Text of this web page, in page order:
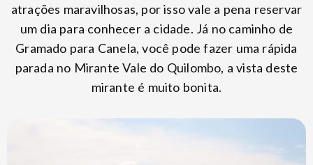
atrações maravilhosas, por isso vale a pena reservar
um dia para conhecer a cidade. Já no caminho de
Gramado para Canela, você pode fazer uma rápida
parada no Mirante Vale do Quilombo, a vista deste
mirante é muito bonita.